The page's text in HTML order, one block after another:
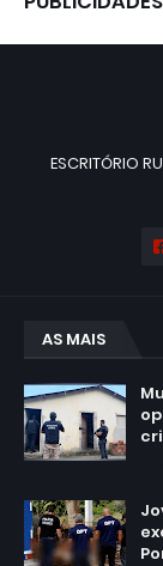
ESCRITÓRIO
AS MAIS